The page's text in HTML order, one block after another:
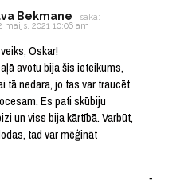
Bekmane
saka:
maijs, 2021 10:06 am
Oskar!
avotu bija šis ieteikums,
tā nedara, jo tas var traucēt
Es pati skūbiju
un viss bija kārtībā. Varbūt,
tad var mēģināt